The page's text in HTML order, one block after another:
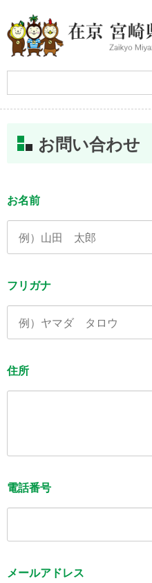
お問い合わせ
お名前
フリガナ
住所
電話番号
メールアドレス